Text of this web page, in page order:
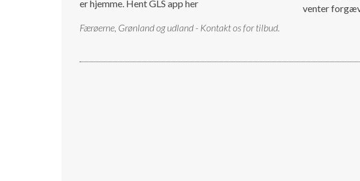
er hjemme. Hent GLS app her
Færøerne, Grønland og udland - Kontakt os for tilbud.
venter